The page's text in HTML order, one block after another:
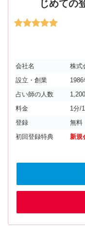
じめての
会社名
株式
設立・創業
1986
占い師の人数
料金
1分/
登録
無料
初回登録特典
新規